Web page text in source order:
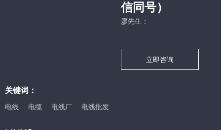
信同号）
廖先生：
立即咨询
关键词：
电线 电缆 电线厂 电线批发